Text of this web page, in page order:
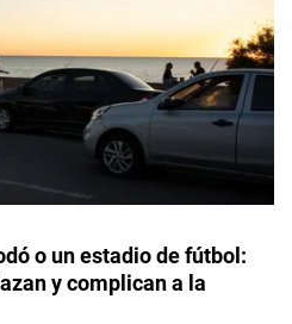
o un estadio de fútbol:
y complican a la